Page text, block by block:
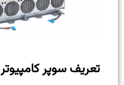
تعریف سوپر کامپیوتر